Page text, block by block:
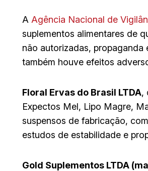
A Agência Nacional de
suplementos alimentares de
não autorizadas, propaganda
também houve efeitos
Floral Ervas do Brasil LTDA,
Expectos Mel, Lipo Magre,
suspensos de fabricação,
estudos de estabilidade e
Gold Suplementos LTDA